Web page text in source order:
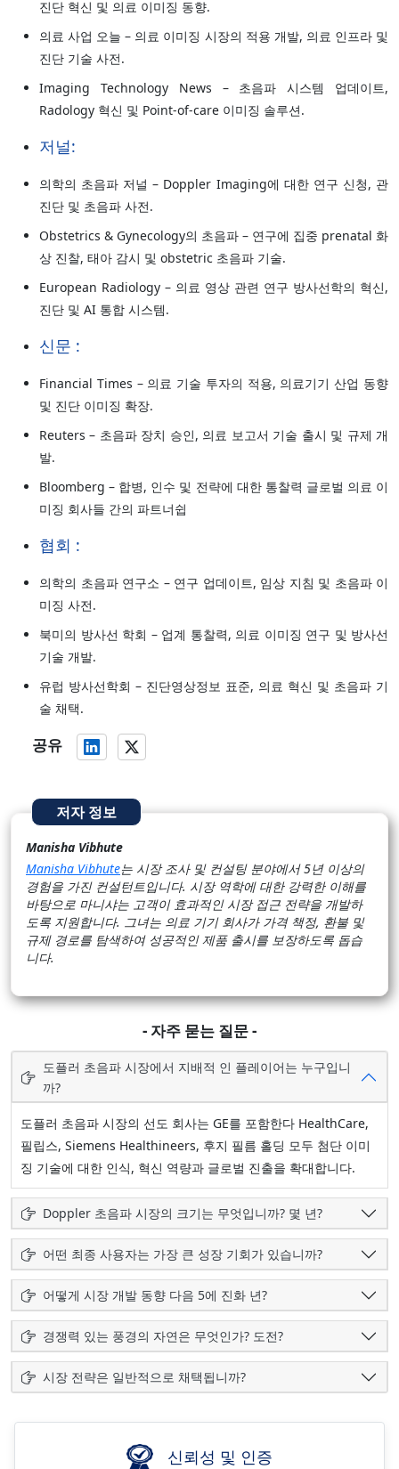
진단 혁신 및 의료 이미징 동향.
의료 사업 오늘 – 의료 이미징 시장의 적용 개발, 의료 인프라 및
진단 기술 사전.
Imaging Technology News – 초음파 시스템 업데이트,
Radology 혁신 및 Point-of-care 이미징 솔루션.
저널:
의학의 초음파 저널 – Doppler Imaging에 대한 연구 신청, 관
진단 및 초음파 사전.
Obstetrics & Gynecology의 초음파 – 연구에 집중 prenatal 화
상 진찰, 태아 감시 및 obstetric 초음파 기술.
European Radiology – 의료 영상 관련 연구 방사선학의 혁신,
진단 및 AI 통합 시스템.
신문 :
Financial Times – 의료 기술 투자의 적용, 의료기기 산업 동향
및 진단 이미징 확장.
Reuters – 초음파 장치 승인, 의료 보고서 기술 출시 및 규제 개
발.
Bloomberg – 합병, 인수 및 전략에 대한 통찰력 글로벌 의료 이
미징 회사들 간의 파트너쉽
협회 :
의학의 초음파 연구소 – 연구 업데이트, 임상 지침 및 초음파 이
미징 사전.
북미의 방사선 학회 – 업계 통찰력, 의료 이미징 연구 및 방사선
기술 개발.
유럽 방사선학회 – 진단영상정보 표준, 의료 혁신 및 초음파 기
술 채택.
공유
저자 정보
Manisha Vibhute
Manisha Vibhute는 시장 조사 및 컨설팅 분야에서 5년 이상의
경험을 가진 컨설턴트입니다. 시장 역학에 대한 강력한 이해를
바탕으로 마니샤는 고객이 효과적인 시장 접근 전략을 개발하
도록 지원합니다. 그녀는 의료 기기 회사가 가격 책정, 환불 및
규제 경로를 탐색하여 성공적인 제품 출시를 보장하도록 돕습
니다.
- 자주 묻는 질문 -
도플러 초음파 시장에서 지배적 인 플레이어는 누구입니
까?
도플러 초음파 시장의 선도 회사는 GE를 포함한다 HealthCare,
필립스, Siemens Healthineers, 후지 필름 홀딩 모두 첨단 이미
징 기술에 대한 인식, 혁신 역량과 글로벌 진출을 확대합니다.
Doppler 초음파 시장의 크기는 무엇입니까? 몇 년?
어떤 최종 사용자는 가장 큰 성장 기회가 있습니까?
어떻게 시장 개발 동향 다음 5에 진화 년?
경쟁력 있는 풍경의 자연은 무엇인가? 도전?
시장 전략은 일반적으로 채택됩니까?
신뢰성 및 인증